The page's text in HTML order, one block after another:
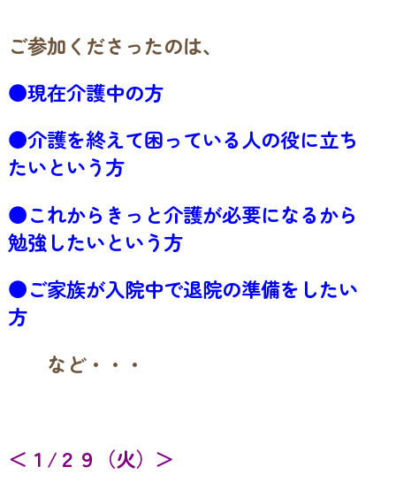
ご参加くださったのは、
●現在介護中の方
●介護を終えて困っている人の役に立ち
たいという方
●これからきっと介護が必要になるから
勉強したいという方
●ご家族が入院中で退院の準備をしたい
方
など・・・
＜１/２９（火）＞